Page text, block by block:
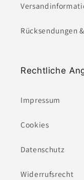
Rücksendungen
Rechtliche
Impressum
Cookies
Datenschutz
Widerrufsrecht